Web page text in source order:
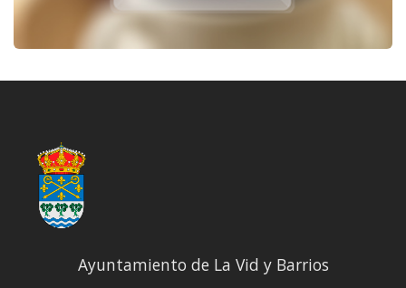
Ayuntamiento de La Vid y Barrios